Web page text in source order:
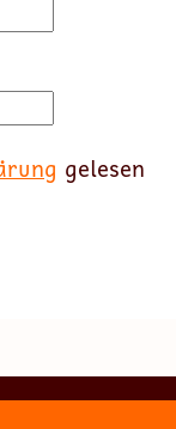
gelesen